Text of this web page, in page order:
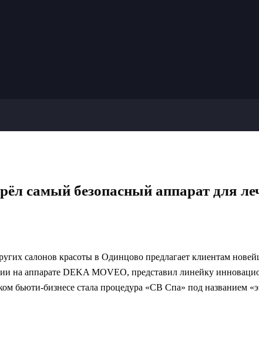
самый безопасный аппарат для
салонов красоты в Одинцово предлагает клиентам
на аппарате DEKA MOVEO, представил линейку
бьюти-бизнесе стала процедура «СВ Спа» под названием